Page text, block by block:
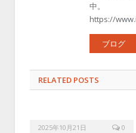
中。
https://
ブログ
RELATED POSTS
2025年10月21日 0